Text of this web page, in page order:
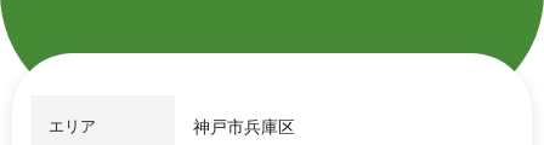
エリア 神戸市兵庫区